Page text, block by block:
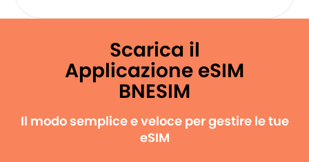
Scarica il
Applicazione eSIM
BNESIM
Il modo semplice e veloce per gestire le tue
eSIM